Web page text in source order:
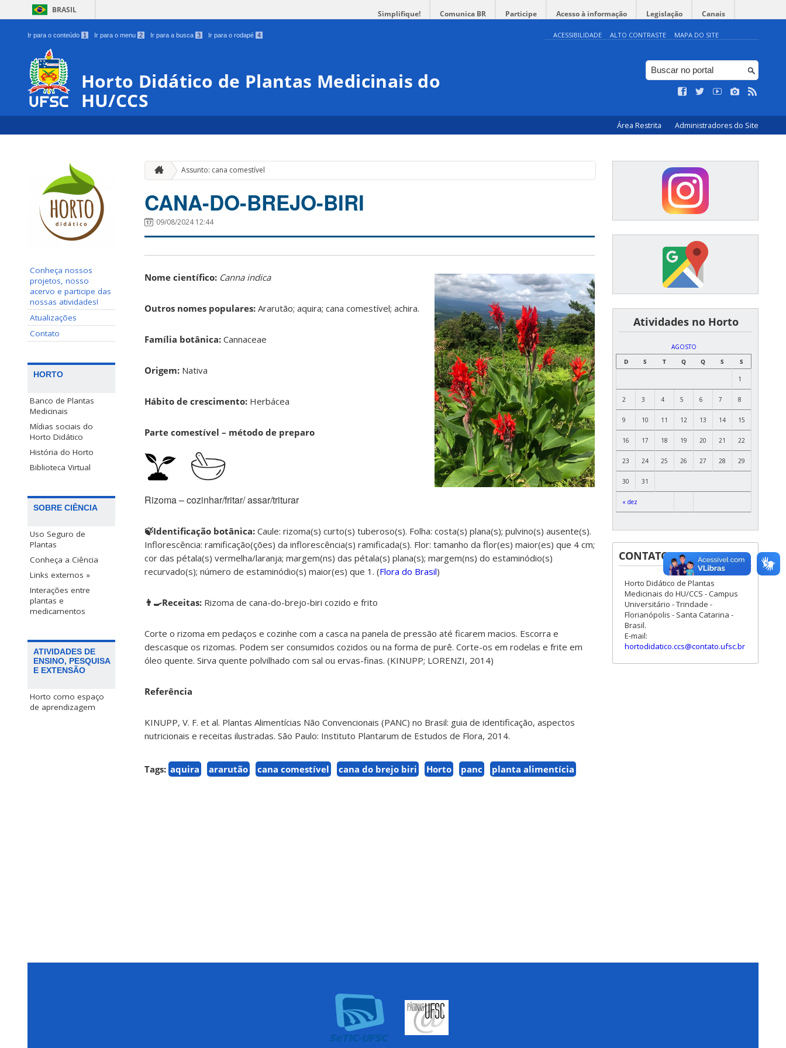
BRASIL Simplifique! Comunica BR Participe Acesso à informação Legislação Canais
Ir para o conteúdo 1 Ir para o menu 2 Ir para a busca 3 Ir para o rodapé 4 ACESSIBILIDADE ALTO CONTRASTE MAPA DO SITE
Horto Didático de Plantas Medicinais do
HU/CCS
Área Restrita Administradores do Site
Conheça nossos
projetos, nosso
acervo e participe das
nossas atividades!
Atualizações
Contato
HORTO
Banco de Plantas
Medicinais
Mídias sociais do
Horto Didático
História do Horto
Biblioteca Virtual
SOBRE CIÊNCIA
Uso Seguro de
Plantas
Conheça a Ciência
Links externos »
Interações entre
plantas e
medicamentos
ATIVIDADES DE
ENSINO, PESQUISA
E EXTENSÃO
Horto como espaço
de aprendizagem
Assunto: cana comestível
CANA-DO-BREJO-BIRI
09/08/2024 12:44
Nome científico: Canna indica
Outros nomes populares: Ararutão; aquira; cana comestível; achira.
Família botânica: Cannaceae
Origem: Nativa
Hábito de crescimento: Herbácea
Parte comestível – método de preparo
Rizoma – cozinhar/fritar/ assar/triturar
🍃Identificação botânica: Caule: rizoma(s) curto(s) tuberoso(s). Folha: costa(s) plana(s); pulvino(s) ausente(s).
Inflorescência: ramificação(ções) da inflorescência(s) ramificada(s). Flor: tamanho da flor(es) maior(es) que 4 cm;
cor das pétala(s) vermelha/laranja; margem(ns) das pétala(s) plana(s); margem(ns) do estaminódio(s)
recurvado(s); número de estaminódio(s) maior(es) que 1. (Flora do Brasil)
👨‍🍳Receitas: Rizoma de cana-do-brejo-biri cozido e frito
Corte o rizoma em pedaços e cozinhe com a casca na panela de pressão até ficarem macios. Escorra e
descasque os rizomas. Podem ser consumidos cozidos ou na forma de purê. Corte-os em rodelas e frite em
óleo quente. Sirva quente polvilhado com sal ou ervas-finas. (KINUPP; LORENZI, 2014)
Referência
KINUPP, V. F. et al. Plantas Alimentícias Não Convencionais (PANC) no Brasil: guia de identificação, aspectos
nutricionais e receitas ilustradas. São Paulo: Instituto Plantarum de Estudos de Flora, 2014.
Tags: aquira ararutão cana comestível cana do brejo biri Horto panc planta alimentícia
͏ ͏ ͏ ͏ ͏ ͏Atividades no Horto
AGOSTO
D
S T Q Q S S
« dez
1
2 3 4 5 6 7 8
9 10 11 12 13 14 15
16 17 18 19 20 21 22
23 24 25 26 27 28 29
30 31
CONTATOS
Horto Didático de Plantas
Medicinais do HU/CCS - Campus
Universitário - Trindade -
Florianópolis - Santa Catarina -
Brasil.
E-mail:
hortodidatico.ccs@contato.ufsc.br